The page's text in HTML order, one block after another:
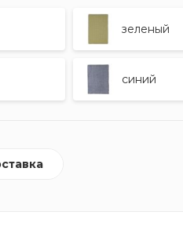
зеленый
синий